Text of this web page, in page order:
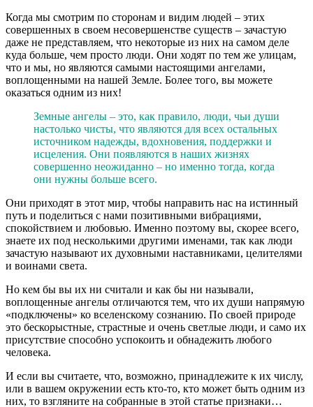
Когда мы смотрим по сторонам и видим людей – этих
совершенных в своем несовершенстве существ – зачастую
даже не представляем, что некоторые из них на самом деле
куда больше, чем просто люди. Они ходят по тем же улицам,
что и мы, но являются самыми настоящими ангелами,
воплощенными на нашей Земле. Более того, вы можете
оказаться одним из них!
Земные ангелы – это, как правило, люди, чьи души
настолько чисты, что являются для всех остальных
источником надежды, вдохновения, поддержки и
исцеления. Они появляются в наших жизнях
совершенно неожиданно – но именно тогда, когда
они нужны больше всего.
Они приходят в этот мир, чтобы направить нас на истинный
путь и поделиться с нами позитивными вибрациями,
спокойствием и любовью. Именно поэтому вы, скорее всего,
знаете их под несколькими другими именами, так как люди
зачастую называют их духовными наставниками, целителями
и воинами света.
Но кем бы вы их ни считали и как бы ни называли,
воплощенные ангелы отличаются тем, что их души напрямую
«подключены» ко вселенскому сознанию. По своей природе
это бескорыстные, страстные и очень светлые люди, и само их
присутствие способно успокоить и обнадежить любого
человека.
И если вы считаете, что, возможно, принадлежите к их числу,
или в вашем окружении есть кто-то, кто может быть одним из
них, то взгляните на собранные в этой статье признаки…